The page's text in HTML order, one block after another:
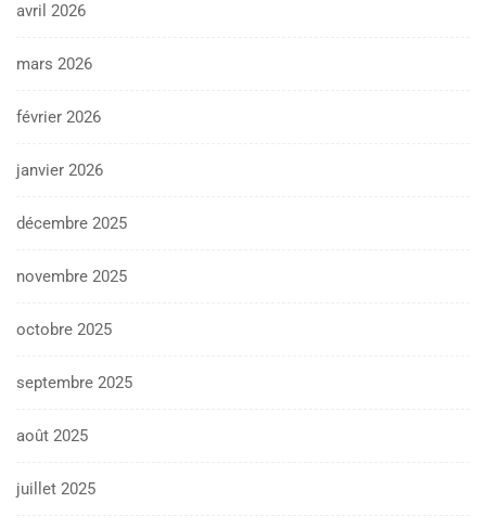
avril 2026
mars 2026
février 2026
janvier 2026
décembre 2025
novembre 2025
octobre 2025
septembre 2025
août 2025
juillet 2025